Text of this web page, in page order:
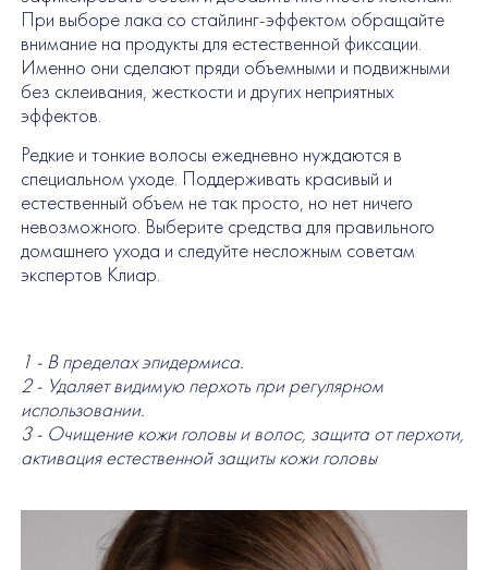
При выборе лака со стайлинг-эффектом обращайте
внимание на продукты для естественной фиксации.
Именно они сделают пряди объемными и подвижными
без склеивания, жесткости и других неприятных
эффектов.
Редкие и тонкие волосы ежедневно нуждаются в
специальном уходе. Поддерживать красивый и
естественный объем не так просто, но нет ничего
невозможного. Выберите средства для правильного
домашнего ухода и следуйте несложным советам
экспертов Клиар.
1 - В пределах эпидермиса.
2 - Удаляет видимую перхоть при регулярном
использовании.
3 - Очищение кожи головы и волос, защита от перхоти,
активация естественной защиты кожи головы